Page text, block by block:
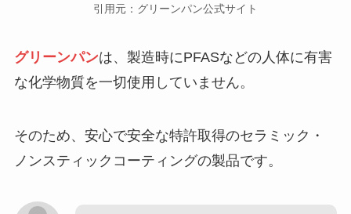
引用元：グリーンパン公式サイト
グリーンパンは、製造時にPFASなどの人体に有害
な化学物質を一切使用していません。
そのため、安心で安全な特許取得のセラミック・
ノンスティックコーティングの製品です。